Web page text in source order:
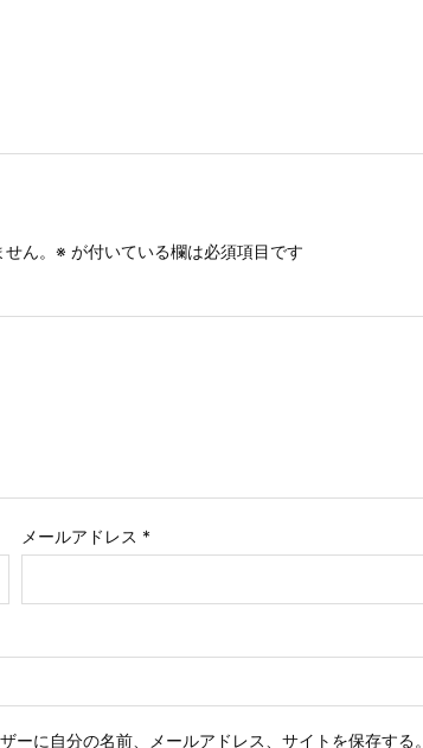
ん。 ※ が付いている欄は必須項目です
メールアドレス *
ーに自分の名前、メールアドレス、サイトを保存する。